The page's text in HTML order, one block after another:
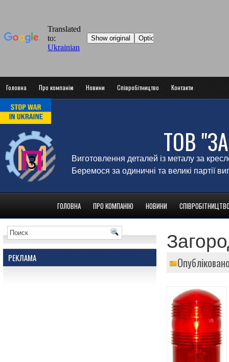
Головна Про компанію Новини Співробітництво Контакти
ТОВ
Виготовлення деталей із металу за
Беремося за одиничні та великі партії
ГОЛОВНА ПРО КОМПАНІЮ НОВИНИ
РЕКЛАМА